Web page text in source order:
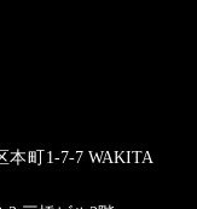
町1-7-7 WAKITA